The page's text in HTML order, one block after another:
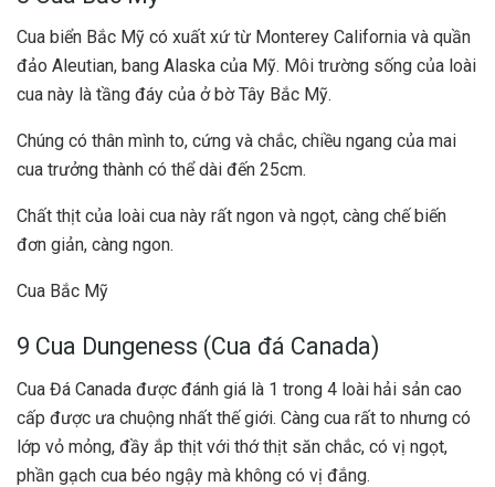
Cua biển Bắc Mỹ có xuất xứ từ Monterey California và quần
đảo Aleutian, bang Alaska của Mỹ. Môi trường sống của loài
cua này là tầng đáy của ở bờ Tây Bắc Mỹ.
Chúng có thân mình to, cứng và chắc, chiều ngang của mai
cua trưởng thành có thể dài đến 25cm.
Chất thịt của loài cua này rất ngon và ngọt, càng chế biến
đơn giản, càng ngon.
Cua Bắc Mỹ
9 Cua Dungeness (Cua đá Canada)
Cua Đá Canada được đánh giá là 1 trong 4 loài hải sản cao
cấp được ưa chuộng nhất thế giới. Càng cua rất to nhưng có
lớp vỏ mỏng, đầy ắp thịt với thớ thịt săn chắc, có vị ngọt,
phần gạch cua béo ngậy mà không có vị đắng.